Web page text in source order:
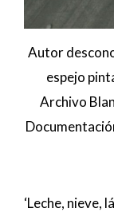
Autor
espejo
Archivo
‘Leche, nieve,